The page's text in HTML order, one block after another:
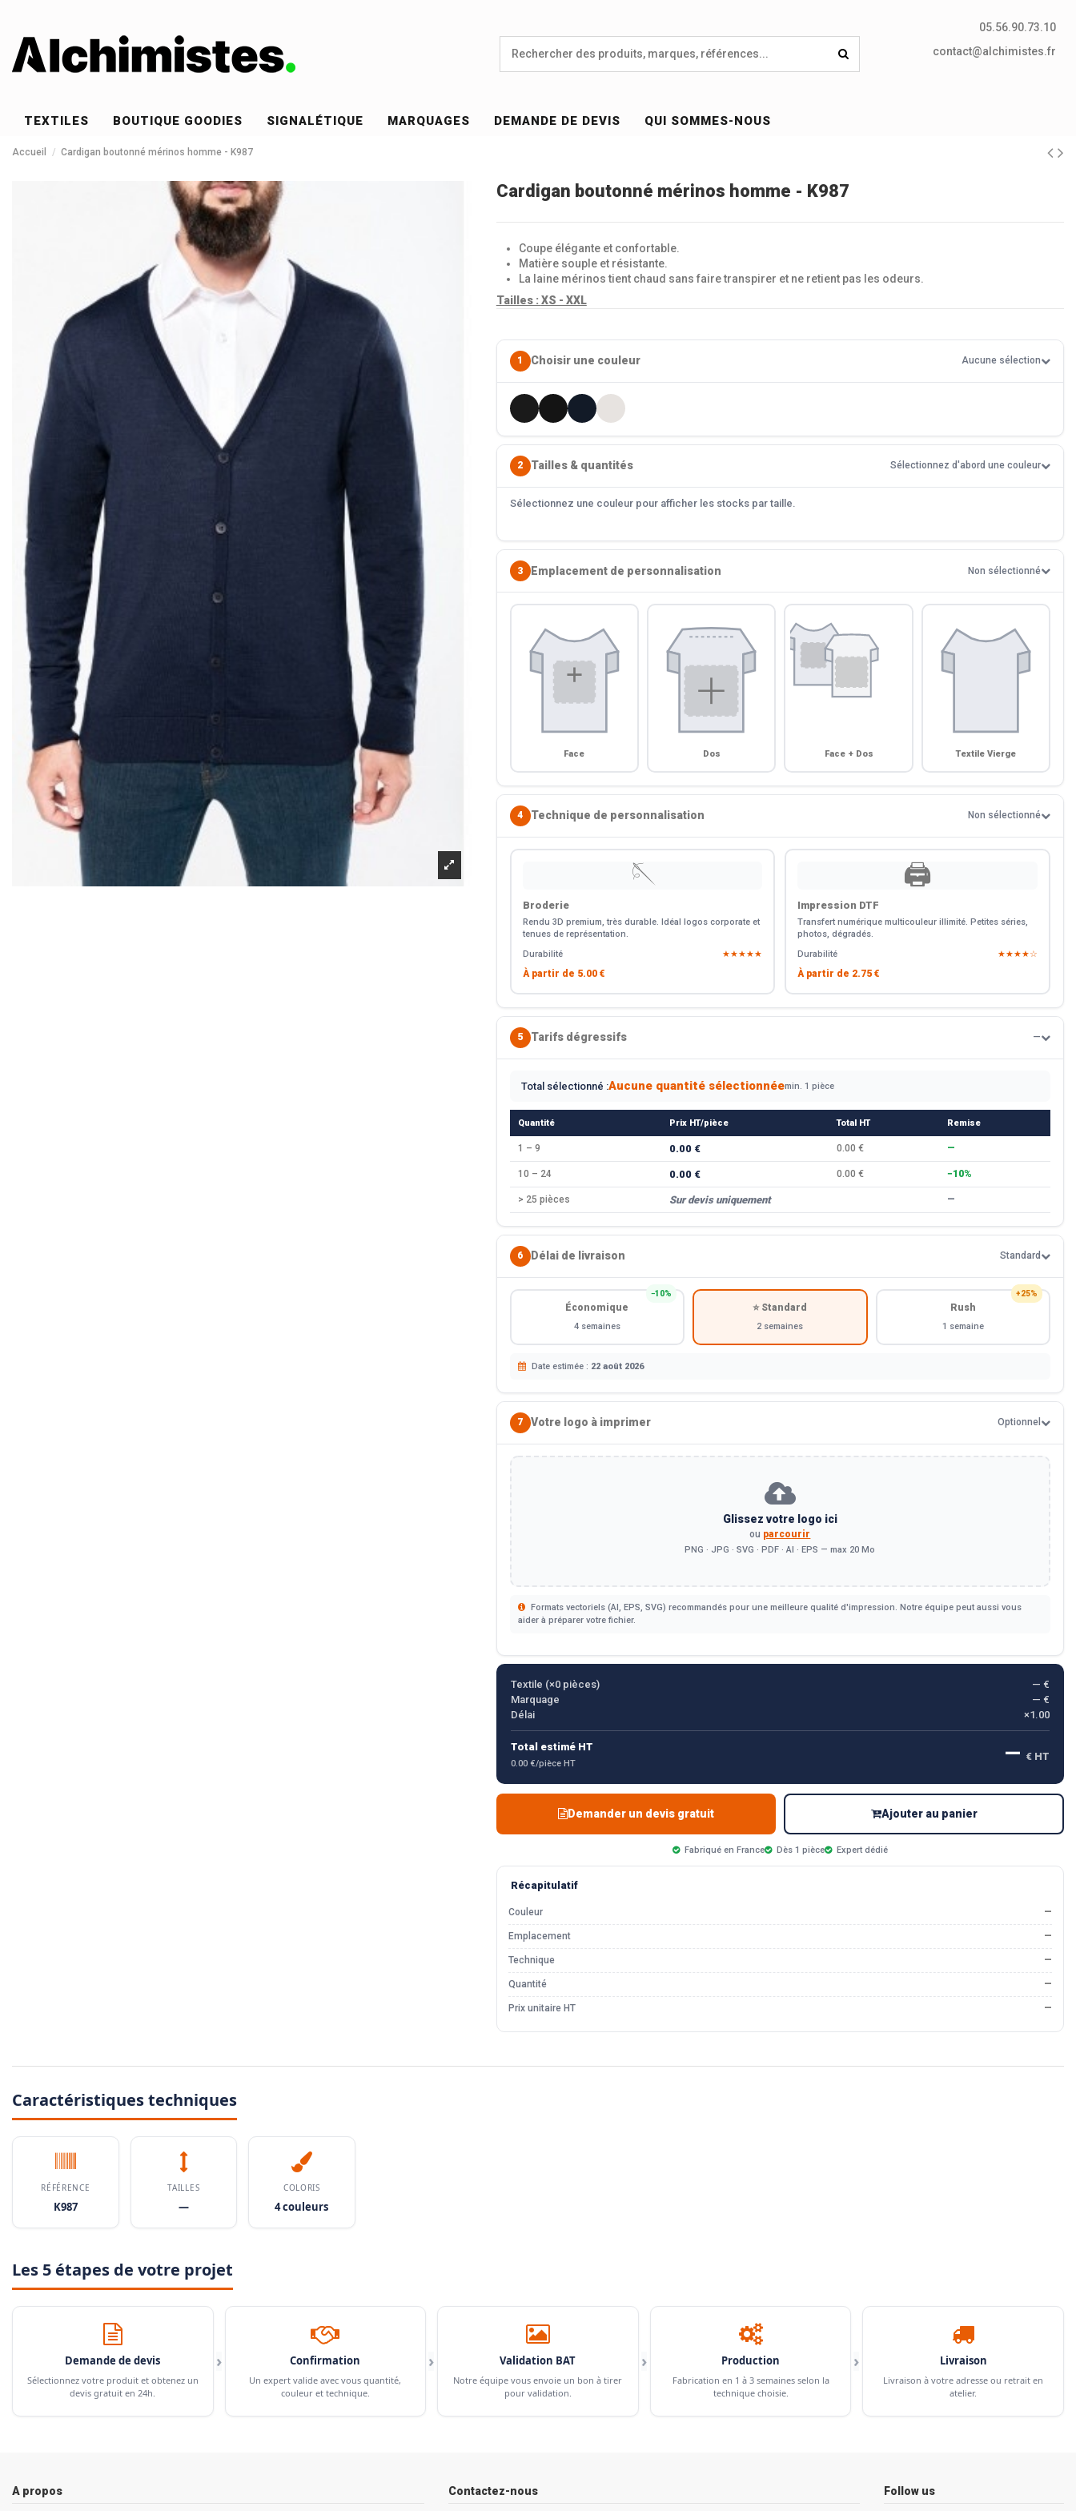
05.56.90.73.10
contact@alchimistes.fr
TEXTILES BOUTIQUE GOODIES SIGNALÉTIQUE MARQUAGES DEMANDE DE DEVIS QUI SOMMES-NOUS
Accueil Cardigan boutonné mérinos homme - K987
Cardigan boutonné mérinos homme - K987
Coupe élégante et confortable.
Matière souple et résistante.
La laine mérinos tient chaud sans faire transpirer et ne retient pas les odeurs.
Tailles : XS - XXL
1 Choisir une couleur Aucune sélection
2 Tailles & quantités Sélectionnez d'abord une couleur
Sélectionnez une couleur pour afficher les stocks par taille.
3 Emplacement de personnalisation Non sélectionné
Face Dos Face + Dos Textile Vierge
4 Technique de personnalisation Non sélectionné
🪡
Broderie
Rendu 3D premium, très durable. Idéal logos corporate et
tenues de représentation.
Durabilité
★★★★★
À partir de 5.00 €
🖨️
Impression DTF
Transfert numérique multicouleur illimité. Petites séries,
photos, dégradés.
Durabilité
★★★★☆
À partir de 2.75 €
5 Tarifs dégressifs —
Total sélectionné :Aucune quantité sélectionnéemin. 1 pièce
Quantité Prix HT/pièce Total HT Remise
1 – 9 0.00 € 0.00 € —
10 – 24 0.00 € 0.00 € −10%
> 25 pièces Sur devis uniquement —
6 Délai de livraison Standard
−10%
Économique
4 semaines
⭐ Standard
2 semaines
+25%
Rush
1 semaine
Date estimée : 22 août 2026
7 Votre logo à imprimer Optionnel
Glissez votre logo ici
ou parcourir
PNG · JPG · SVG · PDF · AI · EPS — max 20 Mo
Formats vectoriels (AI, EPS, SVG) recommandés pour une meilleure qualité d'impression. Notre équipe peut aussi vous
aider à préparer votre fichier.
Textile (×0pièces)
— €
Marquage
— €
Délai
×1.00
Total estimé HT
0.00 €/pièce HT — € HT
Demander un devis gratuit Ajouter au panier
Fabriqué en France Dès 1 pièce Expert dédié
Récapitulatif
Couleur —
Emplacement —
Technique —
Quantité —
Prix unitaire HT —
Caractéristiques techniques
RÉFÉRENCE
K987
TAILLES
—
COLORIS
4 couleurs
Les 5 étapes de votre projet
Demande de devis
Sélectionnez votre produit et obtenez un
devis gratuit en 24h.
› Confirmation
Un expert valide avec vous quantité,
couleur et technique.
› Validation BAT
Notre équipe vous envoie un bon à tirer
pour validation.
› Production
Fabrication en 1 à 3 semaines selon la
technique choisie.
› Livraison
Livraison à votre adresse ou retrait en
atelier.
A propos Contactez-nous Follow us